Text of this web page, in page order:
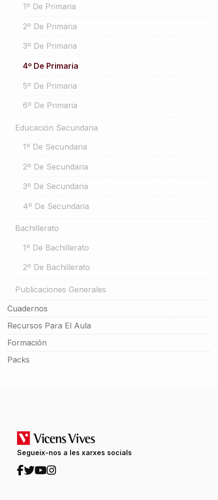
1º De Primaria
2º De Primaria
3º De Primaria
4º De Primaria
5º De Primaria
6º De Primaria
Educación Secundaria
1º De Secundaria
2º De Secundaria
3º De Secundaria
4º De Secundaria
Bachillerato
1º De Bachillerato
2º De Bachillerato
Publicaciones Generales
Cuadernos
Recursos Para El Aula
Formación
Packs
Segueix-nos a les xarxes socials